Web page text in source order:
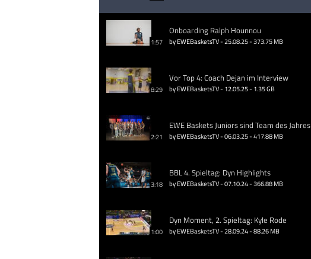
1:57
Onboarding Ralph Hounnou
by EWEBasketsTV - 25.08.25 - 373.75 MB
8:29
Vor Top 4: Coach Dejan im Interview
by EWEBasketsTV - 12.05.25 - 1.35 GB
2:21
EWE Baskets Juniors sind Team des Jahres
by EWEBasketsTV - 06.03.25 - 417.88 MB
3:18
BBL 4. Spieltag: Dyn Highlights
by EWEBasketsTV - 07.10.24 - 366.88 MB
1:00
Dyn Moment, 2. Spieltag: Kyle Rode
by EWEBasketsTV - 28.09.24 - 88.26 MB